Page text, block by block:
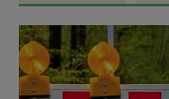
Vollsperrung der